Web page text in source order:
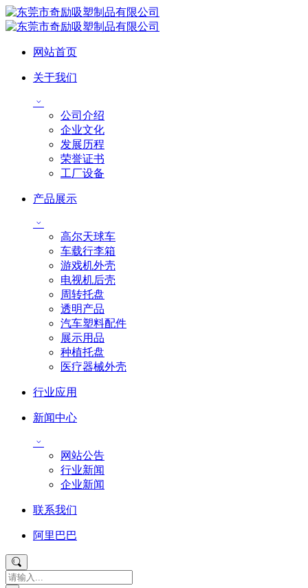
网站首页
关于我们
公司介绍
企业文化
发展历程
荣誉证书
工厂设备
产品展示
高尔天球车
车载行李箱
游戏机外壳
电视机后壳
周转托盘
透明产品
汽车塑料配件
展示用品
种植托盘
医疗器械外壳
行业应用
新闻中心
网站公告
行业新闻
企业新闻
联系我们
阿里巴巴